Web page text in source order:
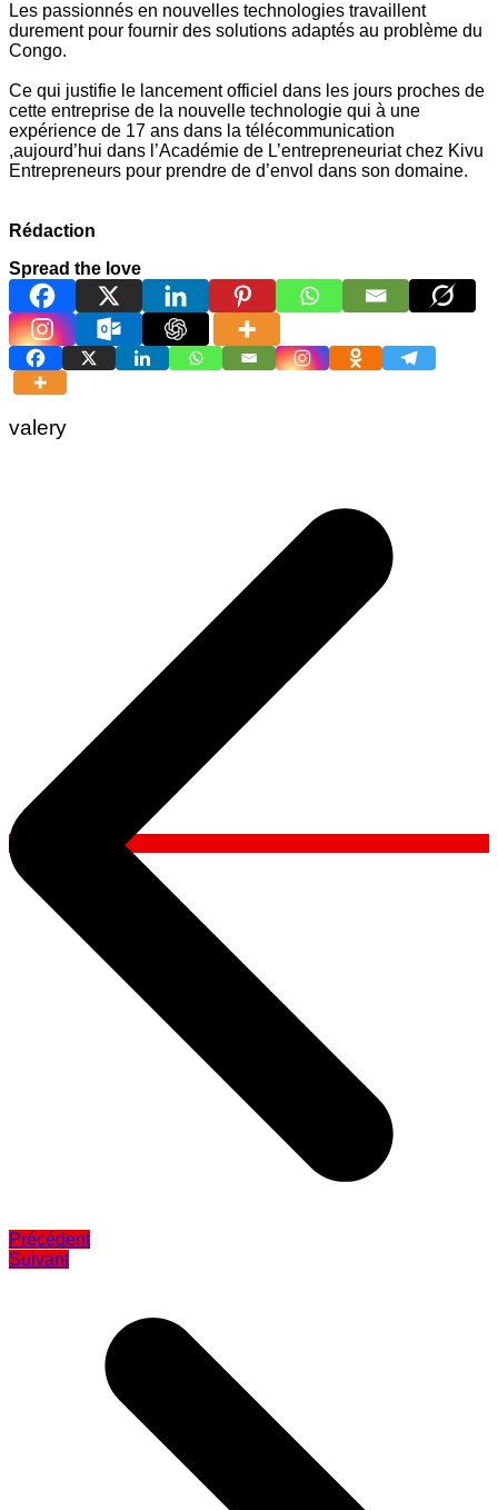
Les passionnés en nouvelles technologies travaillent
durement pour fournir des solutions adaptés au problème du
Congo.
Ce qui justifie le lancement officiel dans les jours proches de
cette entreprise de la nouvelle technologie qui à une
expérience de 17 ans dans la télécommunication
,aujourd’hui dans l’Académie de L’entrepreneuriat chez Kivu
Entrepreneurs pour prendre de d’envol dans son domaine.
Rédaction
Spread the love
valery
Précédent
Suivant